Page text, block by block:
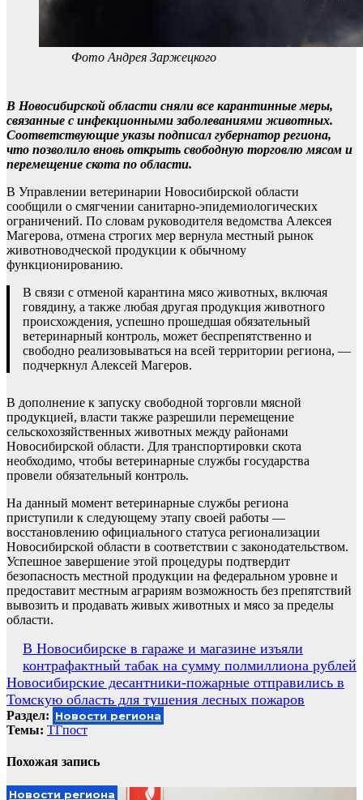
Фото Андрея Заржецкого
В Новосибирской области сняли все карантинные меры,
связанные с инфекционными заболеваниями животных.
Соответствующие указы подписал губернатор региона,
что позволило вновь открыть свободную торговлю мясом и
перемещение скота по области.
В Управлении ветеринарии Новосибирской области
сообщили о смягчении санитарно-эпидемиологических
ограничений. По словам руководителя ведомства Алексея
Магерова, отмена строгих мер вернула местный рынок
животноводческой продукции к обычному
функционированию.
В связи с отменой карантина мясо животных, включая
говядину, а также любая другая продукция животного
происхождения, успешно прошедшая обязательный
ветеринарный контроль, может беспрепятственно и
свободно реализовываться на всей территории региона, —
подчеркнул Алексей Магеров.
В дополнение к запуску свободной торговли мясной
продукцией, власти также разрешили перемещение
сельскохозяйственных животных между районами
Новосибирской области. Для транспортировки скота
необходимо, чтобы ветеринарные службы государства
провели обязательный контроль.
На данный момент ветеринарные службы региона
приступили к следующему этапу своей работы —
восстановлению официального статуса регионализации
Новосибирской области в соответствии с законодательством.
Успешное завершение этой процедуры подтвердит
безопасность местной продукции на федеральном уровне и
предоставит местным аграриям возможность без препятствий
вывозить и продавать живых животных и мясо за пределы
области.
Навигация
по
записям
В Новосибирске в гараже и магазине изъяли
контрафактный табак на сумму полмиллиона рублей
Новосибирские десантники-пожарные отправились в
Томскую область для тушения лесных пожаров
Раздел: Новости региона
Темы: ТГпост
Похожая запись
Новости региона